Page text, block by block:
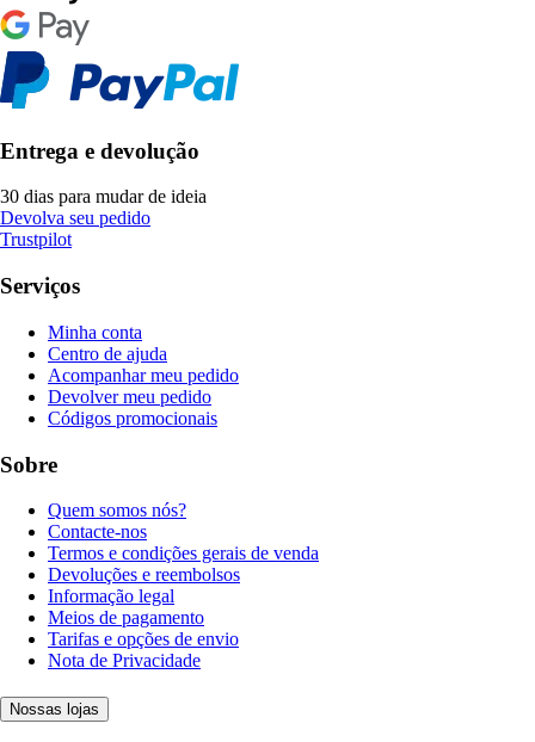
Entrega e devolução
30 dias para mudar de ideia
Devolva seu pedido
Trustpilot
Serviços
Minha conta
Centro de ajuda
Acompanhar meu pedido
Devolver meu pedido
Códigos promocionais
Sobre
Quem somos nós?
Contacte-nos
Termos e condições gerais de venda
Devoluções e reembolsos
Informação legal
Meios de pagamento
Tarifas e opções de envio
Nota de Privacidade
Nossas lojas